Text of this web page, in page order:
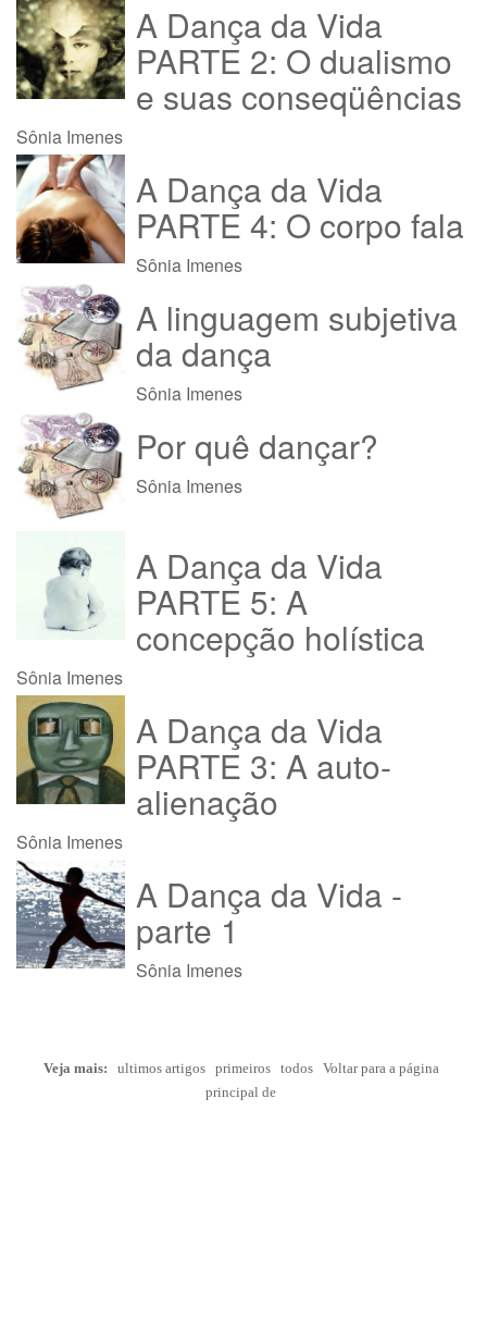
A Dança da Vida
PARTE 2: O dualismo
e suas conseqüências
Sônia Imenes
A Dança da Vida
PARTE 4: O corpo fala
Sônia Imenes
A linguagem subjetiva
da dança
Sônia Imenes
Por quê dançar?
Sônia Imenes
A Dança da Vida
PARTE 5: A
concepção holística
Sônia Imenes
A Dança da Vida
PARTE 3: A auto-
alienação
Sônia Imenes
A Dança da Vida -
parte 1
Sônia Imenes
Veja mais: ultimos artigos primeiros todos
Voltar para a página
principal de